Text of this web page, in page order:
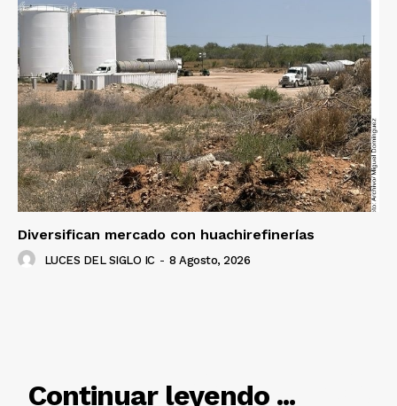
Luces
Del Siglo
Diversifican mercado con huachirefinerías
LUCES DEL SIGLO IC - 8 Agosto, 2026
Continuar leyendo ...